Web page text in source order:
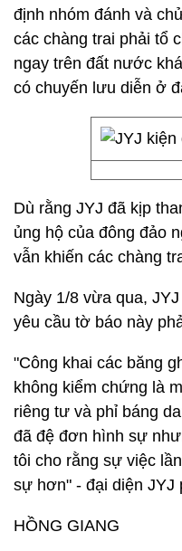
định nhóm đánh và
các chàng trai phải tổ
ngay trên đất nước
có chuyến lưu diễn ở
Dù rằng JYJ đã kịp
ủng hộ của đông đảo
vẫn khiến các chàng
Ngày 1/8 vừa qua,
yêu cầu tờ báo này
"Công khai các băng
không kiểm chứng là
riêng tư và phỉ báng
đã đệ đơn hình sự
tôi cho rằng sự việc
sự hơn" - đại diện JYJ
HỒNG GIANG